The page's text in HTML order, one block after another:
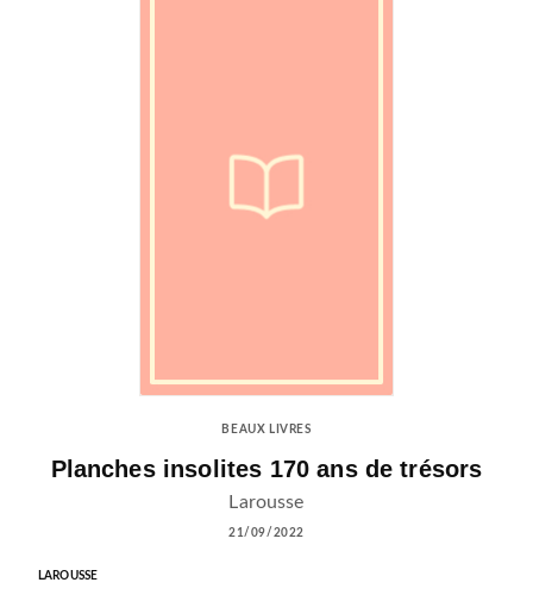
BEAUX LIVRES
Planches insolites 170 ans de trésors
Larousse
21/09/2022
LAROUSSE